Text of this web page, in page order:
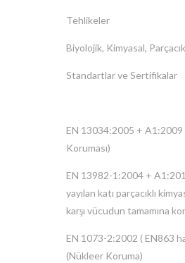
Tehlikeler
Biyolojik, Kimyasal, Parçacık
Standartlar ve Sertifikalar
EN 13034:2005 + A1:2009 (
Koruması)
EN 13982-1:2004 +
yayılan katı parçacıklı
karşı vücudun tamamına
EN 1073-2:2002 ( EN863
(Nükleer Koruma)